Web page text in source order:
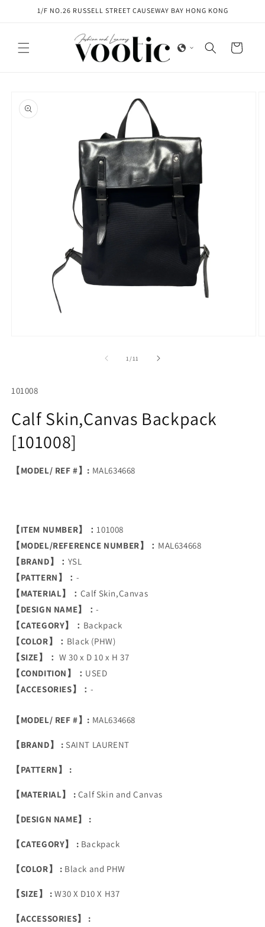
Skip to1/F NO.26 RUSSELL STREET CAUSEWAY BAY HONG KONG
Cart
product
information
1/of
11
SKU:
101008
Calf Skin,Canvas Backpack
[101008]
【MODEL/ REF #】: MAL634668
【ITEM NUMBER】：101008
【MODEL/REFERENCE NUMBER】： MAL634668
【BRAND】： YSL
【PATTERN】： -
【MATERIAL】： Calf Skin,Canvas
【DESIGN NAME】：-
【CATEGORY】： Backpack
【COLOR】： Black (PHW)
【SIZE】： W 30 x D 10 x H 37
【CONDITION】： USED
【ACCESORIES】： -
【MODEL/ REF #】: MAL634668
【BRAND】 : SAINT LAURENT
【PATTERN】 :
【MATERIAL】 : Calf Skin and Canvas
【DESIGN NAME】 :
【CATEGORY】 : Backpack
【COLOR】 : Black and PHW
【SIZE】 :W30 X D10 X H37
【ACCESSORIES】 :